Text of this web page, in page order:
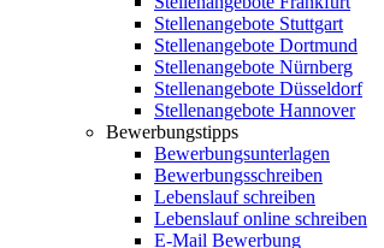
Stellenangebote Stuttgart
Stellenangebote Dortmund
Stellenangebote Nürnberg
Stellenangebote Düsseldorf
Stellenangebote Hannover
Bewerbungstipps
Bewerbungsunterlagen
Bewerbungsschreiben
Lebenslauf schreiben
Lebenslauf online schreiben
E-Mail Bewerbung